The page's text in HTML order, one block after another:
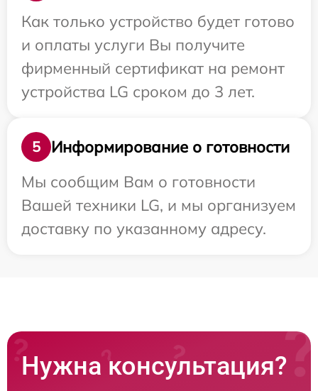
Как только устройство будет готово
и оплаты услуги Вы получите
фирменный сертификат на ремонт
устройства LG сроком до 3 лет.
5
Информирование о готовности
Мы сообщим Вам о готовности
Вашей техники LG, и мы организуем
доставку по указанному адресу.
Нужна консультация?